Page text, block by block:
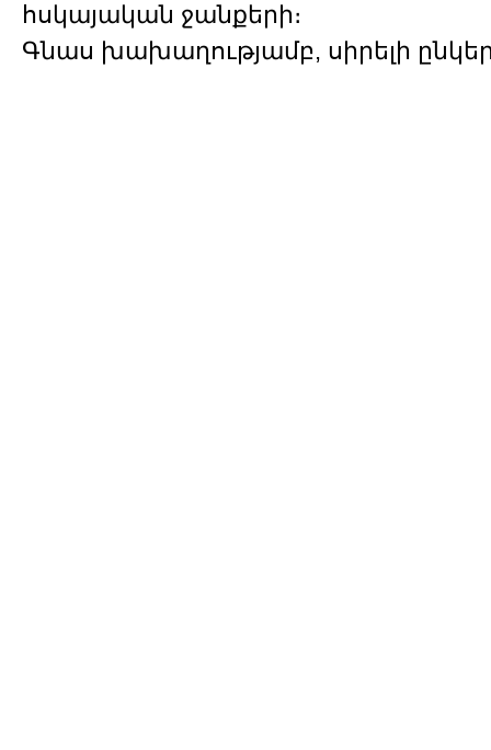
հսկայական ջանքերի։
Գնաս խախաղությամբ, սիրելի